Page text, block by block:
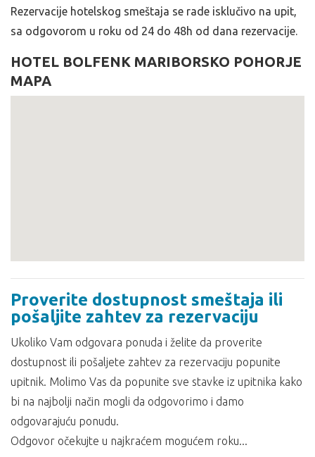
Rezervacije hotelskog smeštaja se rade isklučivo na upit,
sa odgovorom u roku od 24 do 48h od dana rezervacije.
HOTEL BOLFENK MARIBORSKO POHORJE
MAPA
Proverite dostupnost smeštaja ili
pošaljite zahtev za rezervaciju
Ukoliko Vam odgovara ponuda i želite da proverite
dostupnost ili pošaljete zahtev za rezervaciju popunite
upitnik. Molimo Vas da popunite sve stavke iz upitnika kako
bi na najbolji način mogli da odgovorimo i damo
odgovarajuću ponudu.
Odgovor očekujte u najkraćem mogućem roku...